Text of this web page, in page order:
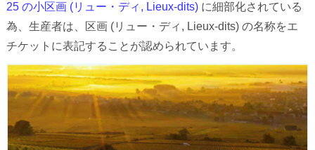
25 の小区画 (リュー・ディ, Lieux-dits)に細部化されている
為、生産者は、区画 (リュー・ディ, Lieux-dits) の名称をエ
チケットに表記することが認められています。